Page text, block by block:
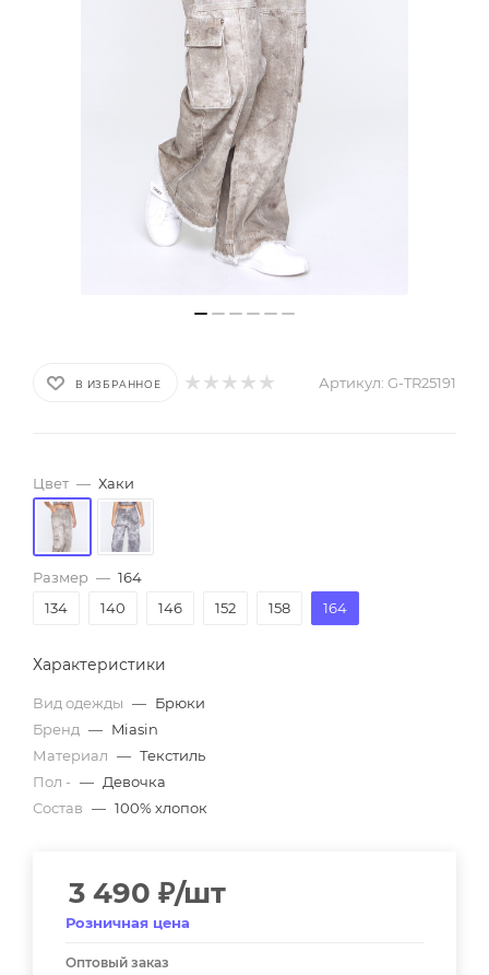
В ИЗБРАННОЕ Артикул: G-TR25191
Цвет — Хаки
Размер — 164
134
140 146 152 158 164
Характеристики
Вид одежды — Брюки
Бренд — Miasin
Материал — Текстиль
Пол - — Девочка
Состав — 100% хлопок
3 490 ₽/шт
Розничная цена
Оптовый заказ